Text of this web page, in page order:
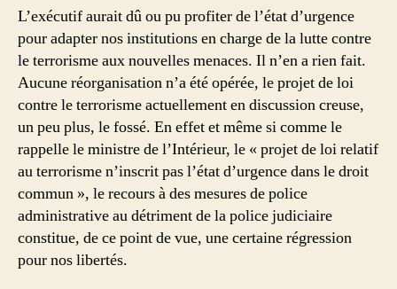
L’exécutif aurait dû ou pu profiter de l’état d’urgence
pour adapter nos institutions en charge de la lutte contre
le terrorisme aux nouvelles menaces. Il n’en a rien fait.
Aucune réorganisation n’a été opérée, le projet de loi
contre le terrorisme actuellement en discussion creuse,
un peu plus, le fossé. En effet et même si comme le
rappelle le ministre de l’Intérieur, le « projet de loi relatif
au terrorisme n’inscrit pas l’état d’urgence dans le droit
commun », le recours à des mesures de police
administrative au détriment de la police judiciaire
constitue, de ce point de vue, une certaine régression
pour nos libertés.